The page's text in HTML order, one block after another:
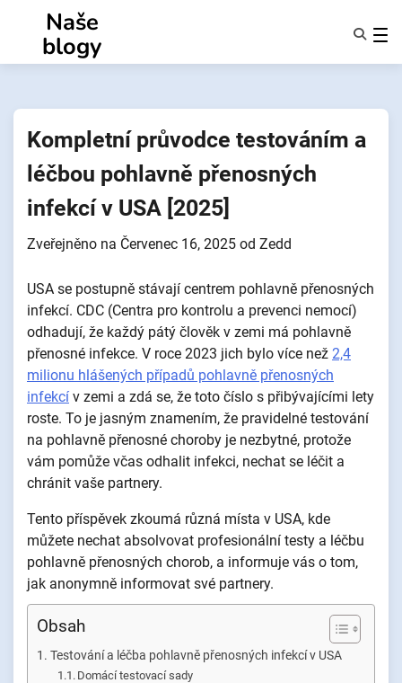
obsahu
Naše
blogy
O Nás
Kompletní průvodce testováním a
léčbou pohlavně přenosných
infekcí v USA [2025]
Zveřejněno na Červenec 16, 2025 od Zedd
USA se postupně stávají centrem pohlavně přenosných
infekcí. CDC (Centra pro kontrolu a prevenci nemocí)
odhadují, že každý pátý člověk v zemi má pohlavně
přenosné infekce. V roce 2023 jich bylo více než 2,4
milionu hlášených případů pohlavně přenosných
infekcí v zemi a zdá se, že toto číslo s přibývajícími lety
roste. To je jasným znamením, že pravidelné testování
na pohlavně přenosné choroby je nezbytné, protože
vám pomůže včas odhalit infekci, nechat se léčit a
chránit vaše partnery.
Tento příspěvek zkoumá různá místa v USA, kde
můžete nechat absolvovat profesionální testy a léčbu
pohlavně přenosných chorob, a informuje vás o tom,
jak anonymně informovat své partnery.
Obsah
Testování a léčba pohlavně přenosných infekcí v USA
Domácí testovací sady